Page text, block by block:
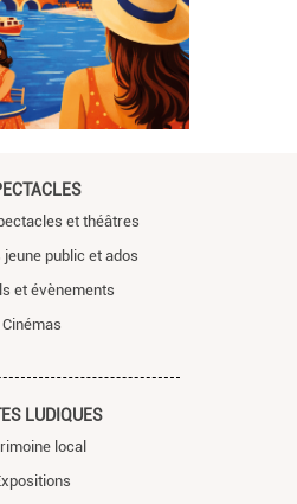
et théâtres
public et ados
et évènements
Cinémas
LUDIQUES
local